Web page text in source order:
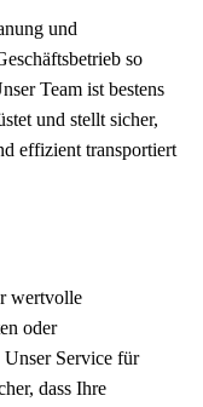
und
so
Team ist bestens
und stellt sicher,
effizient transportiert
wertvolle
oder
Service für
dass Ihre